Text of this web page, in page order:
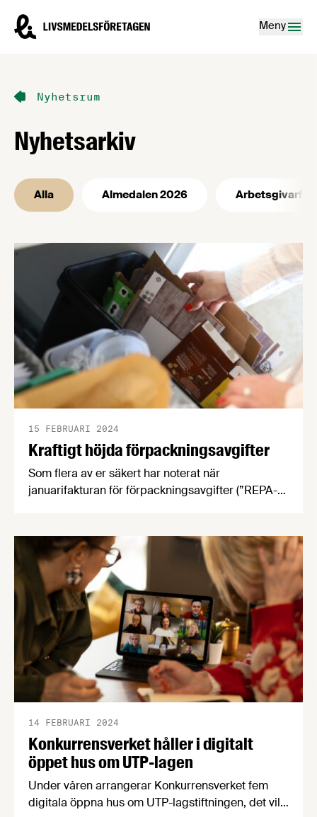
Livsmedelsföretagen – till startsidan
Meny
Nyhetsrum
Nyhetsarkiv
Alla Almedalen 2026
Kraftigt höjda förpackningsavgifter
15 FEBRUARI 2024
Som flera av er säkert har noterat när
januarifakturan för förpackningsavgifter (”REPA-
Marie Rydén förklarar varför och tipsar om vart
man ska vända sig om man har frågor.
Konkurrensverket håller i digitalt
öppet hus om UTP-lagen
14 FEBRUARI 2024
Under våren arrangerar Konkurrensverket fem
digitala öppna hus om UTP-lagstiftningen, det vill